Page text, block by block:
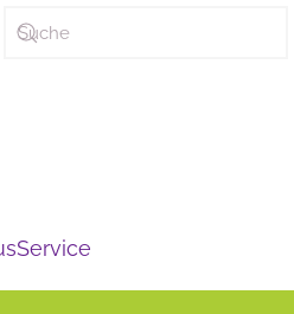
Service